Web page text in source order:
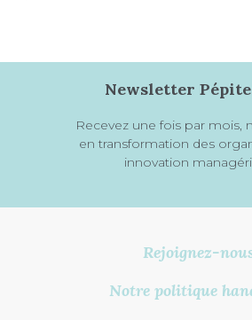
Rejoignez-
Notre politique
Newsletter
Recevez une fois par mois,
en transformation des
innovation